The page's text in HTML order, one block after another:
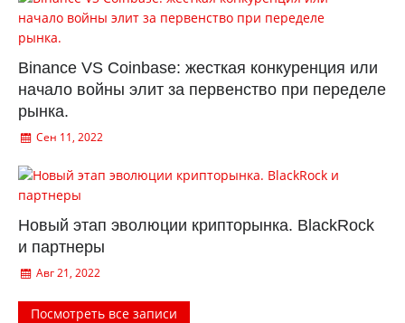
Binance VS Coinbase: жесткая конкуренция или
начало войны элит за первенство при переделе
рынка.
Сен 11, 2022
Новый этап эволюции крипторынка. BlackRock
и партнеры
Авг 21, 2022
Посмотреть все записи